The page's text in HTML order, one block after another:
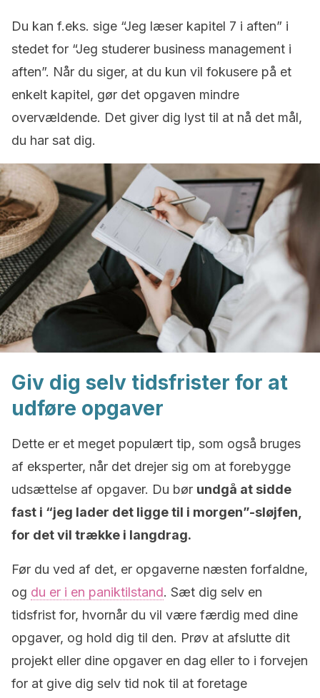
Du kan f.eks. sige “Jeg læser kapitel 7 i aften” i
stedet for “Jeg studerer business management i
aften”. Når du siger, at du kun vil fokusere på et
enkelt kapitel, gør det opgaven mindre
overvældende. Det giver dig lyst til at nå det mål,
du har sat dig.
Giv dig selv tidsfrister for at
udføre opgaver
Dette er et meget populært tip, som også bruges
af eksperter, når det drejer sig om at forebygge
udsættelse af opgaver. Du bør undgå at sidde
fast i “jeg lader det ligge til i morgen”-sløjfen,
for det vil trække i langdrag.
Før du ved af det, er opgaverne næsten forfaldne,
og du er i en paniktilstand. Sæt dig selv en
tidsfrist for, hvornår du vil være færdig med dine
opgaver, og hold dig til den. Prøv at afslutte dit
projekt eller dine opgaver en dag eller to i forvejen
for at give dig selv tid nok til at foretage